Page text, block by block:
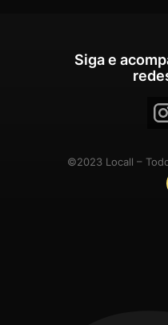
Siga e
©2023 Locall –